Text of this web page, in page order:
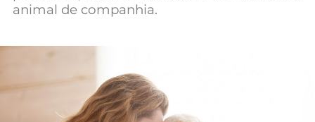
animal de companhia.